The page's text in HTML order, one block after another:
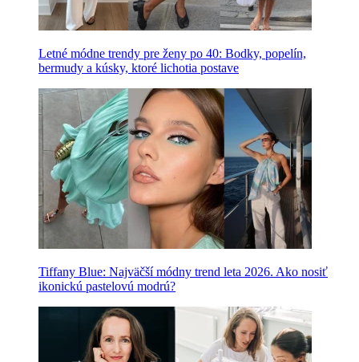
Letné módne trendy pre ženy po 40: Bodky, popelín,
bermudy a kúsky, ktoré lichotia postave
Tiffany Blue: Najväčší módny trend leta 2026. Ako nosiť
ikonickú pastelovú modrú?